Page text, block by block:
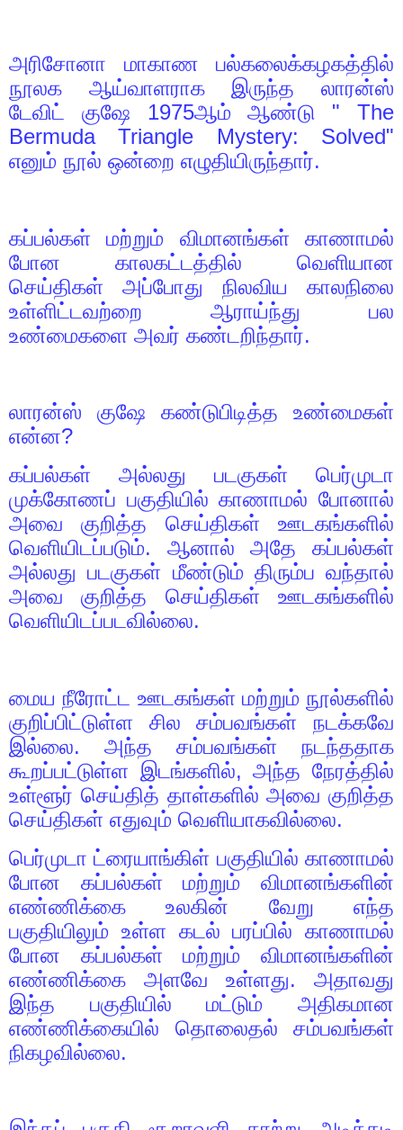
அரிசோனா மாகாண பல்கலைக்கழகத்தில்
நூலக ஆய்வாளராக இருந்த லாரன்ஸ்
டேவிட் குஷே 1975ஆம் ஆண்டு "The
Bermuda Triangle Mystery: Solved"
எனும் நூல் ஒன்றை எழுதியிருந்தார்.
கப்பல்கள் மற்றும் விமானங்கள் காணாமல்
போன காலகட்டத்தில் வெளியான
செய்திகள் அப்போது நிலவிய காலநிலை
உள்ளிட்டவற்றை ஆராய்ந்து பல
உண்மைகளை அவர் கண்டறிந்தார்.
லாரன்ஸ் குஷே கண்டுபிடித்த உண்மைகள்
என்ன?
கப்பல்கள் அல்லது படகுகள் பெர்முடா
முக்கோணப் பகுதியில் காணாமல் போனால்
அவை குறித்த செய்திகள் ஊடகங்களில்
வெளியிடப்படும். ஆனால் அதே கப்பல்கள்
அல்லது படகுகள் மீண்டும் திரும்ப வந்தால்
அவை குறித்த செய்திகள் ஊடகங்களில்
வெளியிடப்படவில்லை.
மைய நீரோட்ட ஊடகங்கள் மற்றும் நூல்களில்
குறிப்பிட்டுள்ள சில சம்பவங்கள் நடக்கவே
இல்லை. அந்த சம்பவங்கள் நடந்ததாக
கூறப்பட்டுள்ள இடங்களில்,அந்த நேரத்தில்
உள்ளூர் செய்தித் தாள்களில் அவை குறித்த
செய்திகள் எதுவும் வெளியாகவில்லை.
பெர்முடா ட்ரையாங்கிள் பகுதியில் காணாமல்
போன கப்பல்கள் மற்றும் விமானங்களின்
எண்ணிக்கை உலகின் வேறு எந்த
பகுதியிலும் உள்ள கடல் பரப்பில் காணாமல்
போன கப்பல்கள் மற்றும் விமானங்களின்
எண்ணிக்கை அளவே உள்ளது. அதாவது
இந்த பகுதியில் மட்டும் அதிகமான
எண்ணிக்கையில் தொலைதல் சம்பவங்கள்
நிகழவில்லை.